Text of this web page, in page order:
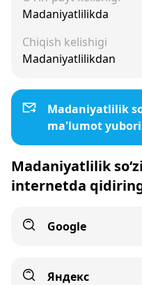
Madaniyatlilikda
Chiqish kelishigi
Madaniyatlilikdan
Madaniyatlilik
ma'lumot
Madaniyatlilik
internetda
Google
Яндекс